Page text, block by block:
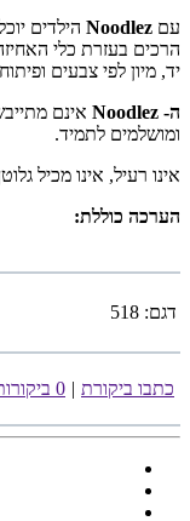
עם Noodlez הילדים
הרכים בעזרת כלי
יד, מיון לפי צבעים
ה- Noodlez
אינם
ומושלמים לתמיד.
אינו רעיל, אינו מכיל
הערכה כוללת:
דגם: 518
כתבו ביקורת | 0 ביקורות